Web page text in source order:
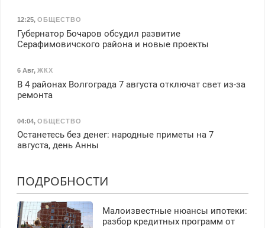
12:25, ОБЩЕСТВО
Губернатор Бочаров обсудил развитие
Серафимовичского района и новые проекты
6 Авг, ЖКХ
В 4 районах Волгограда 7 августа отключат свет из-за
ремонта
04:04, ОБЩЕСТВО
Останетесь без денег: народные приметы на 7
августа, день Анны
ПОДРОБНОСТИ
Малоизвестные нюансы ипотеки:
разбор кредитных программ от